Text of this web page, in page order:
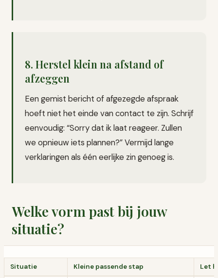
8. Herstel klein na afstand of
afzeggen
Een gemist bericht of afgezegde afspraak
hoeft niet het einde van contact te zijn. Schrijf
eenvoudig: “Sorry dat ik laat reageer. Zullen
we opnieuw iets plannen?” Vermijd lange
verklaringen als één eerlijke zin genoeg is.
Welke vorm past bij jouw
situatie?
Situatie Kleine passende stap Let